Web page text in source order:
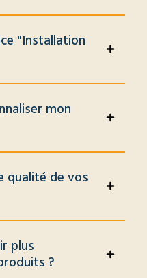
"Installation
mon
qualité de vos
plus
?